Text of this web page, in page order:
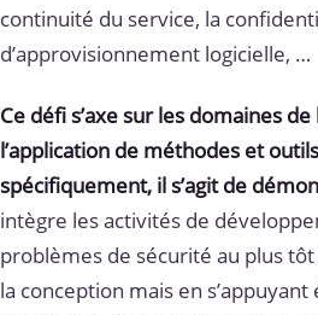
continuité du service, la
d’approvisionnement logicielle, …
Ce défi s’axe sur les domaines
l’application de méthodes et
spécifiquement, il s’agit de
intègre les activités de
problèmes de sécurité au plus
la conception mais en